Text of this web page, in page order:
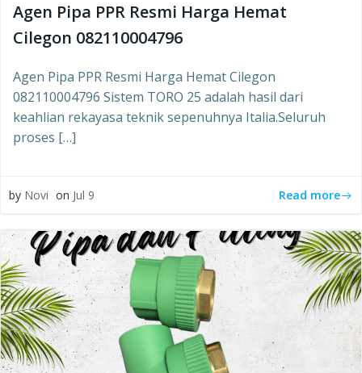
Agen Pipa PPR Resmi Harga Hemat
Cilegon 082110004796
Agen Pipa PPR Resmi Harga Hemat Cilegon
082110004796 Sistem TORO 25 adalah hasil dari
keahlian rekayasa teknik sepenuhnya Italia.Seluruh
proses […]
by Novi on Jul 9 Read more